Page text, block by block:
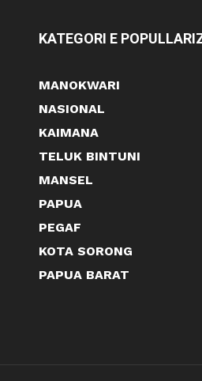
KATEGORI E
MANOKWARI
NASIONAL
KAIMANA
TELUK BINTUNI
MANSEL
PAPUA
PEGAF
KOTA SORONG
PAPUA BARAT